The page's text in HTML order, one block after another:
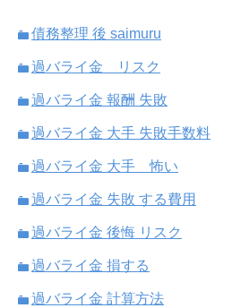
債務整理 後 saimuru
過バライ金 リスク
過バライ金 報酬 失敗
過バライ金 大手 失敗手数料
過バライ金 大手 怖い
過バライ金 失敗 する費用
過バライ金 後悔 リスク
過バライ金 損する
過バライ金 計算方法